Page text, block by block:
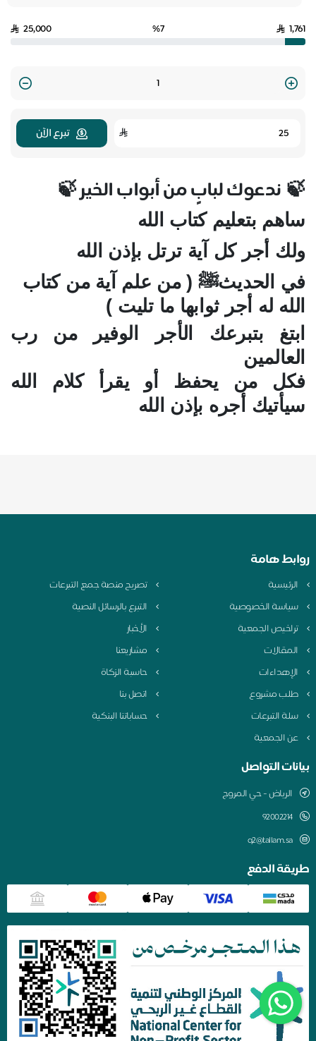
1,761
%7
25,000
Quantity
تبرع الآن
🍃 ندعوك لبابٍ من أبواب الخير🍃
ساهم بتعليم كتاب الله
ولك أجر كل آية ترتل بإذن الله
في الحديثﷺ ( من علم آية من كتاب
الله له أجر ثوابها ما تليت )
ابتغ بتبرعك الأجر الوفير من رب
العالمين
فكل من يحفظ أو يقرأ كلام الله
سيأتيك أجره بإذن الله
روابط هامة
الرئيسية
تصريح منصة جمع التبرعات
سياسة الخصوصية
التبرع بالرسائل النصية
تراخيص الجمعية
الأخبار
المقالات
مشاريعنا
الإهداءات
حاسبة الزكاة
طلب مشروع
اتصل بنا
سلة التبرعات
حساباتنا البنكية
عن الجمعية
بيانات التواصل
الرياض - حي المروج
⁦92002214
q2@tallam.sa
طريقة الدفع